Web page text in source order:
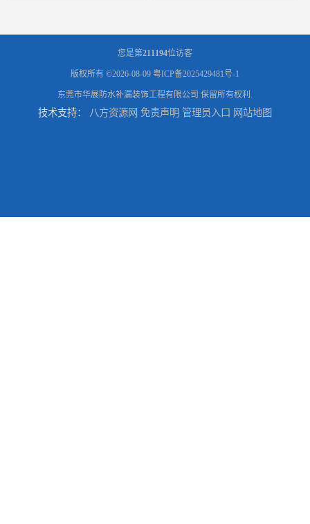
您是第211194位访客
版权所有 ©2026-08-09 粤ICP备2025429481号-1
东莞市华展防水补漏装饰工程有限公司 保留所有权利.
技术支持： 八方资源网 免责声明 管理员入口 网站地图